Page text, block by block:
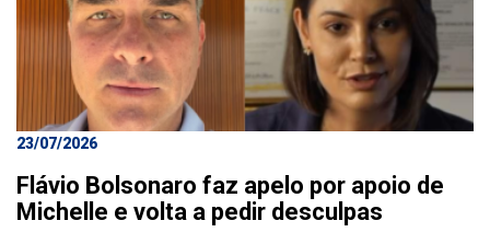
23/07/2026
Flávio Bolsonaro faz apelo por apoio de
Michelle e volta a pedir desculpas